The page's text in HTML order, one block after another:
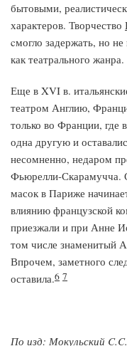
бытовыми,
характеров. Творчество
cмогло задержать, но
как театрального жанра.
Еще в XVI в.
театром Англию,
только во Франции, где
одна другую и
несомненно, недаром
Фьюрелли-Скарамучча.
масок в Париже
влиянию французской
приезжали и при Анне
том числе знаменитый
Впрочем, заметного
оставила.6 7
По изд: Мокульский